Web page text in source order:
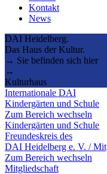
Kontakt
News
DAI Heidelberg.
Das Haus der Kultur.
→ Sie befinden sich hier
→
Kulturhaus
Internationale DAI
Kindergärten und Schule
Zum Bereich wechseln
Kindergärten und Schule
Freundeskreis des
DAI Heidelberg e. V. /
Zum Bereich wechseln
Mitgliedschaft